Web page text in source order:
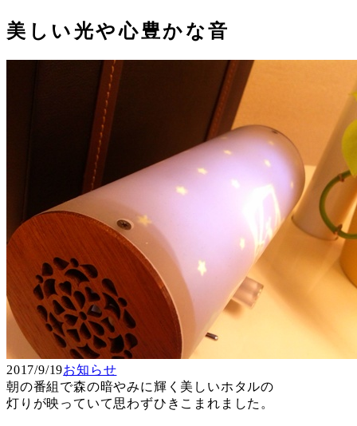
美しい光や心豊かな音
2017/9/19お知らせ
朝の番組で森の暗やみに輝く美しいホタルの
灯りが映っていて思わずひきこまれました。